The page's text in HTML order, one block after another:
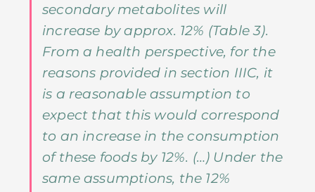
secondary metabolites will
increase by approx. 12% (Table 3).
From a health perspective, for the
reasons provided in section IIIC, it
is a reasonable assumption to
expect that this would correspond
to an increase in the consumption
of these foods by 12%. (…) Under the
same assumptions, the 12%